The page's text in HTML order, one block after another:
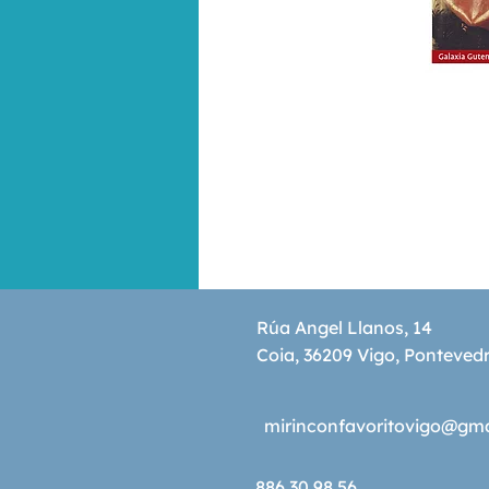
Rúa Angel Llanos, 14
Coia, 36209 Vigo,